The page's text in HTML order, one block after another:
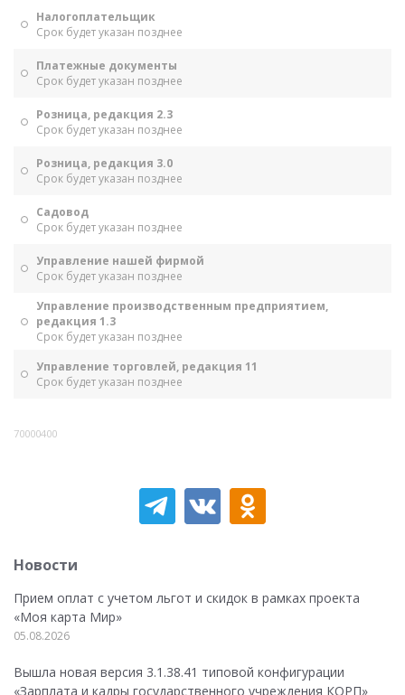
Налогоплательщик
Срок будет указан позднее
Платежные документы
Срок будет указан позднее
Розница, редакция 2.3
Срок будет указан позднее
Розница, редакция 3.0
Срок будет указан позднее
Садовод
Срок будет указан позднее
Управление нашей фирмой
Срок будет указан позднее
Управление производственным предприятием,
редакция 1.3
Срок будет указан позднее
Управление торговлей, редакция 11
Срок будет указан позднее
70000400
Новости
Прием оплат с учетом льгот и скидок в рамках проекта
«Моя карта Мир»
05.08.2026
Вышла новая версия 3.1.38.41 типовой конфигурации
«Зарплата и кадры государственного учреждения КОРП»